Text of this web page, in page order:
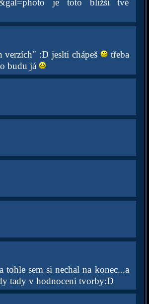
je toto bližší tvé
:D jeslti chápeš
třeba
budu já
tohle sem si nechal na konec...a
tady v hodnoceni tvorby:D